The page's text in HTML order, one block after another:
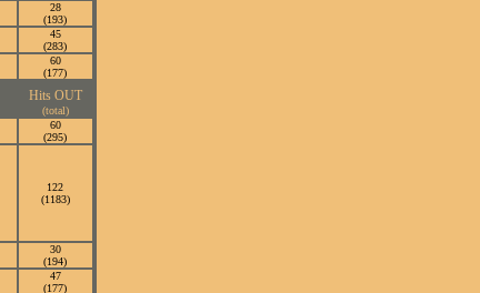
28
(193)
45
(283)
60
(177)
Hits OUT
(total)
60
(295)
122
(1183)
30
(194)
47
(177)